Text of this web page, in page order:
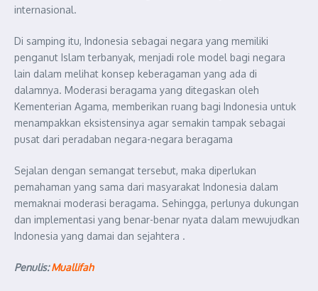
internasional.
Di samping itu, Indonesia sebagai negara yang memiliki
penganut Islam terbanyak, menjadi role model bagi negara
lain dalam melihat konsep keberagaman yang ada di
dalamnya. Moderasi beragama yang ditegaskan oleh
Kementerian Agama, memberikan ruang bagi Indonesia untuk
menampakkan eksistensinya agar semakin tampak sebagai
pusat dari peradaban negara-negara beragama
Sejalan dengan semangat tersebut, maka diperlukan
pemahaman yang sama dari masyarakat Indonesia dalam
memaknai moderasi beragama. Sehingga, perlunya dukungan
dan implementasi yang benar-benar nyata dalam mewujudkan
Indonesia yang damai dan sejahtera .
Penulis:Muallifah